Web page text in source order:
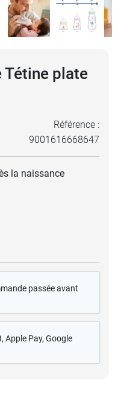
Tétine plate
Référence :
9001616668647
la naissance
passée avant
, Apple Pay, Google